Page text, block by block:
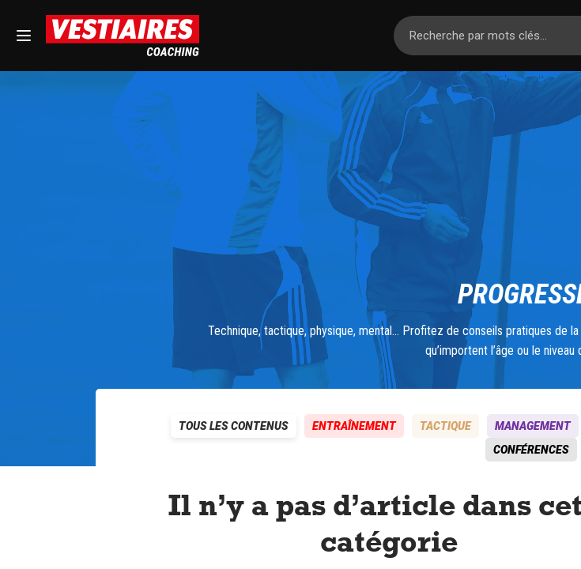
Technique, tactique, physique, mental... Profitez de conseils pratiques de
qu’importent l’âge ou le niveau
TOUS LES CONTENUS ENTRAÎNEMENT TACTIQUE MANAGEMENT
CONFÉRENCES
Il n’y a pas d’article dans
catégorie